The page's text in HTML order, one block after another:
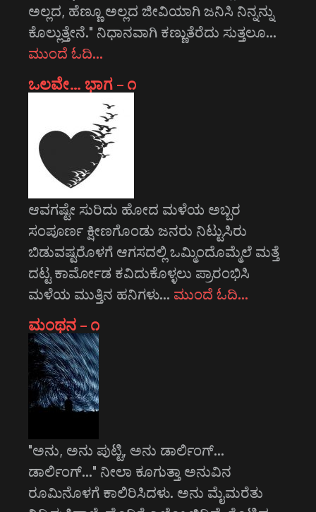
ಅಲ್ಲದ, ಹೆಣ್ಣೂ ಅಲ್ಲದ ಜೀವಿಯಾಗಿ ಜನಿಸಿ ನಿನ್ನನ್ನು
ಕೊಲ್ಲುತ್ತೇನೆ." ನಿಧಾನವಾಗಿ ಕಣ್ಣುತೆರೆದು ಸುತ್ತಲೂ…
ಮುಂದೆ ಓದಿ…
ಒಲವೇ… ಭಾಗ – ೧
ಆವಗಷ್ಟೇ ಸುರಿದು ಹೋದ ಮಳೆಯ ಅಬ್ಬರ
ಸಂಪೂರ್ಣ ಕ್ಷೀಣಗೊಂಡು ಜನರು ನಿಟ್ಟುಸಿರು
ಬಿಡುವಷ್ಟರೊಳಗೆ ಆಗಸದಲ್ಲಿ ಒಮ್ಮಿಂದೊಮ್ಮೆಲೆ ಮತ್ತೆ
ದಟ್ಟ ಕಾರ್ಮೋಡ ಕವಿದುಕೊಳ್ಳಲು ಪ್ರಾರಂಭಿಸಿ
ಮಳೆಯ ಮುತ್ತಿನ ಹನಿಗಳು… ಮುಂದೆ ಓದಿ…
ಮಂಥನ – ೧
"ಅನು, ಅನು ಪುಟ್ಟಿ, ಅನು ಡಾರ್ಲಿಂಗ್...
ಡಾರ್ಲಿಂಗ್..." ನೀಲಾ ಕೂಗುತ್ತಾ ಅನುವಿನ
ರೂಮಿನೊಳಗೆ ಕಾಲಿರಿಸಿದಳು. ಅನು ಮೈಮರೆತು